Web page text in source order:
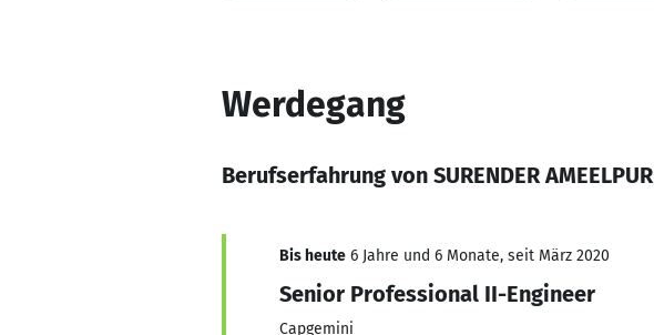
Werdegang
Berufserfahrung von SURENDER AMEELPUR
Bis heute 6 Jahre und 6 Monate, seit März 2020
Senior Professional II-Engineer
Capgemini